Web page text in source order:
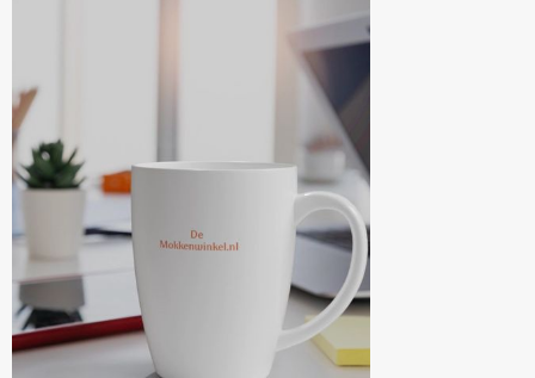
Kunststof mokken
Thermosflessen
Lunchboxen
Fruitwaterflessen
Bidons